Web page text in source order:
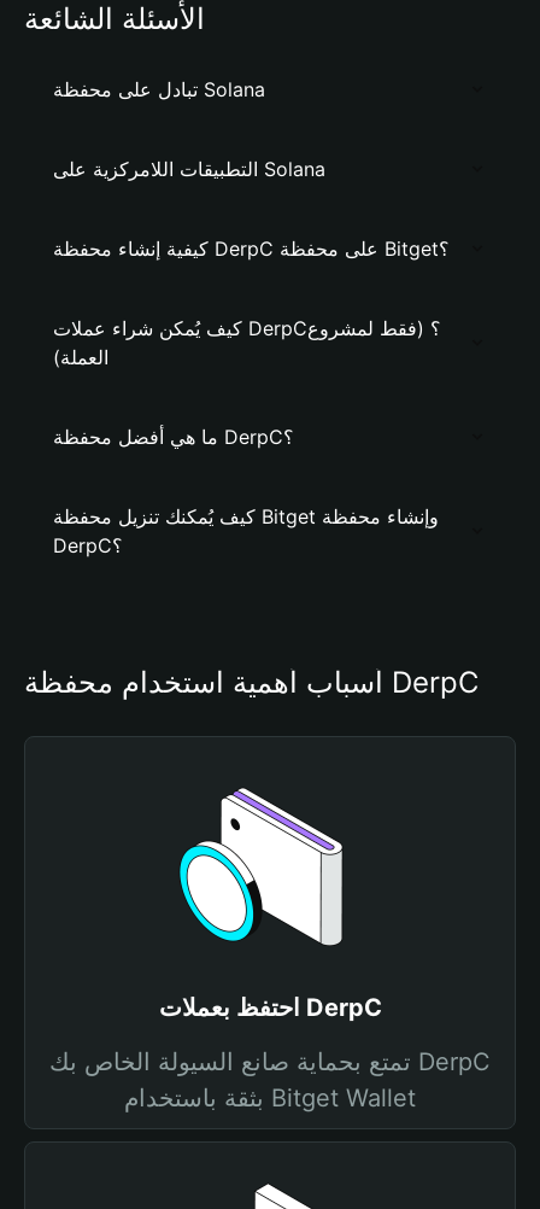
الأسئلة الشائعة
تبادل على محفظة Solana
التطبيقات اللامركزية على Solana
كيفية إنشاء محفظة DerpC على محفظة Bitget؟
كيف يُمكن شراء عملات DerpC؟ (فقط لمشروع
العملة)
ما هي أفضل محفظة DerpC؟
كيف يُمكنك تنزيل محفظة Bitget وإنشاء محفظة
DerpC؟
أسباب أهمية استخدام محفظة DerpC
احتفظ بعملات DerpC
تمتع بحماية صانع السيولة الخاص بك DerpC
بثقة باستخدام Bitget Wallet